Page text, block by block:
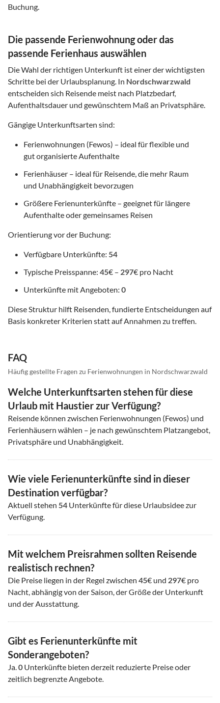
Buchung.
Die passende Ferienwohnung oder das
passende Ferienhaus auswählen
Die Wahl der richtigen Unterkunft ist einer der wichtigsten
Schritte bei der Urlaubsplanung. In Nordschwarzwald
entscheiden sich Reisende meist nach Platzbedarf,
Aufenthaltsdauer und gewünschtem Maß an Privatsphäre.
Gängige Unterkunftsarten sind:
Ferienwohnungen (Fewos) – ideal für flexible und
gut organisierte Aufenthalte
Ferienhäuser – ideal für Reisende, die mehr Raum
und Unabhängigkeit bevorzugen
Größere Ferienunterkünfte – geeignet für längere
Aufenthalte oder gemeinsames Reisen
Orientierung vor der Buchung:
Verfügbare Unterkünfte: 54
Typische Preisspanne: 45€ – 297€ pro Nacht
Unterkünfte mit Angeboten: 0
Diese Struktur hilft Reisenden, fundierte Entscheidungen auf
Basis konkreter Kriterien statt auf Annahmen zu treffen.
FAQ
Häufig gestellte Fragen zu Ferienwohnungen in Nordschwarzwald
Welche Unterkunftsarten stehen für diese
Urlaub mit Haustier zur Verfügung?
Reisende können zwischen Ferienwohnungen (Fewos) und
Ferienhäusern wählen – je nach gewünschtem Platzangebot,
Privatsphäre und Unabhängigkeit.
Wie viele Ferienunterkünfte sind in dieser
Destination verfügbar?
Aktuell stehen 54 Unterkünfte für diese Urlaubsidee zur
Verfügung.
Mit welchem Preisrahmen sollten Reisende
realistisch rechnen?
Die Preise liegen in der Regel zwischen 45€ und 297€ pro
Nacht, abhängig von der Saison, der Größe der Unterkunft
und der Ausstattung.
Gibt es Ferienunterkünfte mit
Sonderangeboten?
Ja.0 Unterkünfte bieten derzeit reduzierte Preise oder
zeitlich begrenzte Angebote.